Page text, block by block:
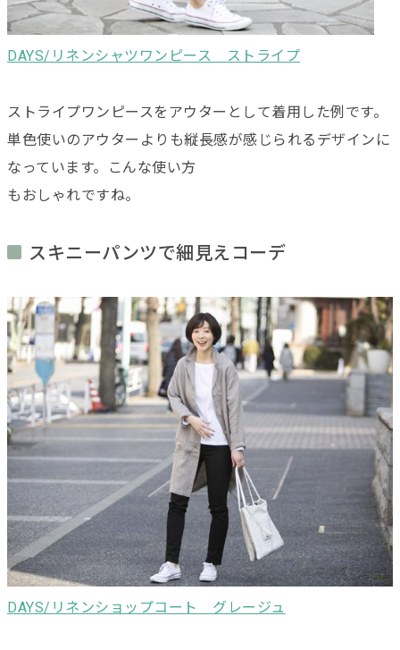
DAYS/リネンシャツワンピース ストライプ
ストライプワンピースをアウターとして着用した例です。
単色使いのアウターよりも縦長感が感じられるデザインに
なっています。こんな使い方
もおしゃれですね。
スキニーパンツで細見えコーデ
DAYS/リネンショップコート グレージュ